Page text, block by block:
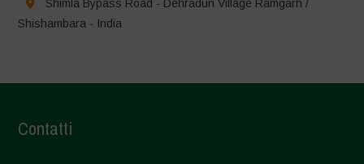
Shimla Bypass Road - Dehradun Village Ramgarh /
Shishambara - India
Contatti